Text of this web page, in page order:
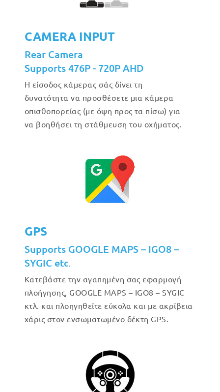
CAMERA INPUT
Rear Camera
Supports 476P - 720P AHD
Η είσοδος κάμερας σάς δίνει τη
δυνατότητα να προσθέσετε μια κάμερα
οπισθοπορείας (με όψη προς τα πίσω) για
να βοηθήσει τη στάθμευση του οχήματος.
GPS
Supports GOOGLE MAPS – IGO8 –
SYGIC etc.
Κατεβάστε την αγαπημένη σας εφαρμογή
πλοήγησης, GOOGLE MAPS – IGO8 – SYGIC
κτλ. και πλοηγηθείτε εύκολα και με ακρίβεια
χάρις στον ενσωματωμένο δέκτη GPS.